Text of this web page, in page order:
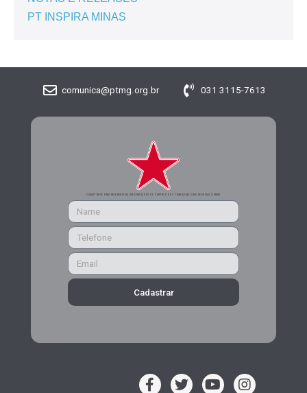
PT INSPIRA MINAS
comunica@ptmg.org.br 031 3115-7613
CADASTRE-SE PARA RECEBER MAIS INFORMAÇÕES DO PARTIDO DOS TRABALHADORES DE MINAS GERAIS
Cadastrar